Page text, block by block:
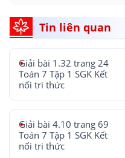
Tin liên quan
Giải bài 1.32 trang 24
Toán 7 Tập 1 SGK Kết
nối tri thức
Giải bài 4.10 trang 69
Toán 7 Tập 1 SGK Kết
nối tri thức